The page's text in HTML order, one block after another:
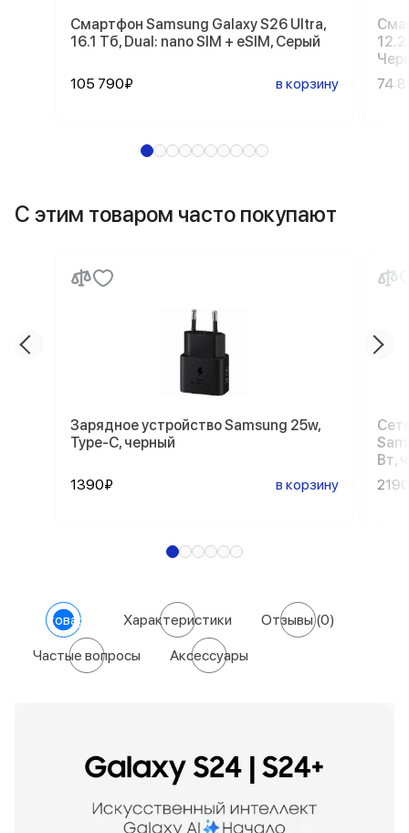
Смартфон Samsung Galaxy S26 Ultra,
16.1 Тб, Dual: nano SIM + eSIM, Серый
105 790₽ в корзину
74
С этим товаром часто покупают
Зарядное устройство Samsung 25w,
Type-C, черный
1390₽ в корзину
Вт,
О товаре Характеристики Отзывы(0)
Частые вопросы Аксессуары